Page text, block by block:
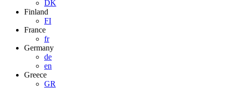
DK
Finland
FI
France
fr
Germany
de
en
Greece
GR